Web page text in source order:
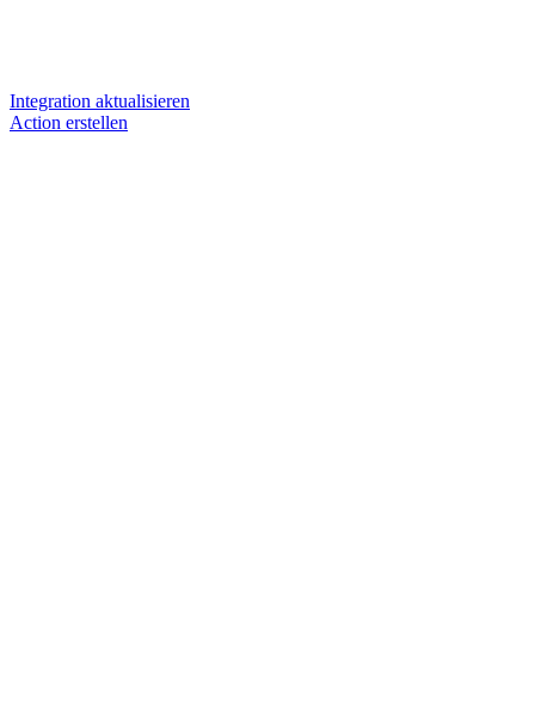
Integration aktualisieren
Action erstellen